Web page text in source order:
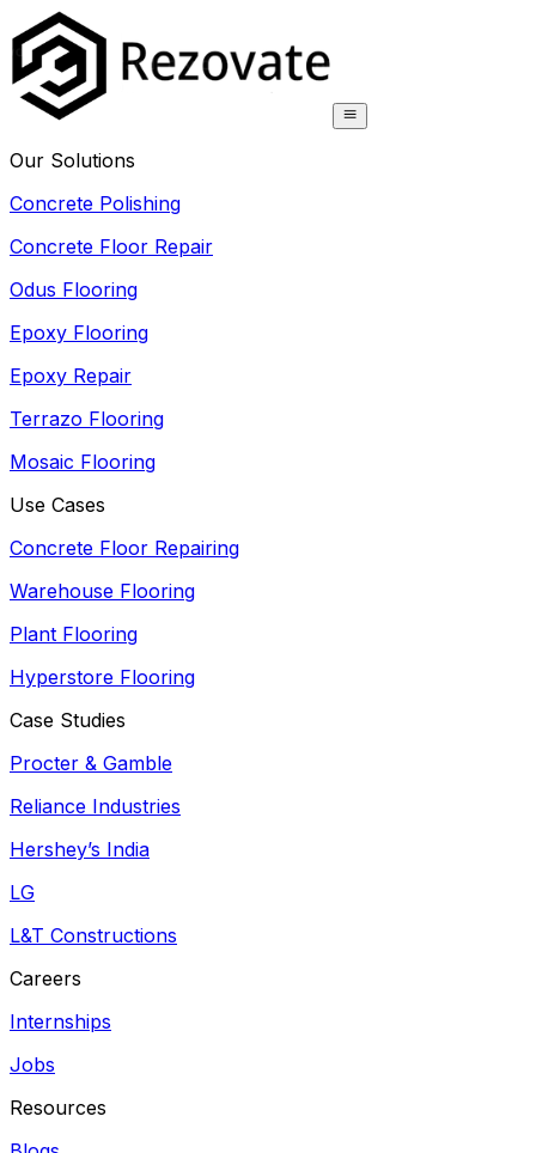
Our Solutions
Concrete Polishing
Concrete Floor Repair
Odus Flooring
Epoxy Flooring
Epoxy Repair
Terrazo Flooring
Mosaic Flooring
Use Cases
Concrete Floor Repairing
Warehouse Flooring
Plant Flooring
Hyperstore Flooring
Case Studies
Procter & Gamble
Reliance Industries
Hershey’s India
LG
L&T Constructions
Careers
Internships
Jobs
Resources